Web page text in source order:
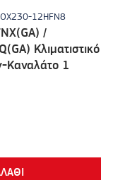
12HFN8
/
Κλιματιστικό
Καναλάτο 1